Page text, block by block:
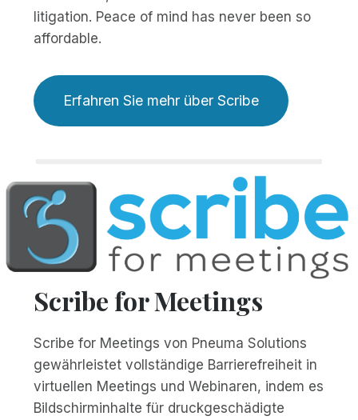
litigation. Peace of mind has never been so
affordable.
Erfahren Sie mehr über Scribe
Scribe for Meetings
Scribe for Meetings von Pneuma Solutions
gewährleistet vollständige Barrierefreiheit in
virtuellen Meetings und Webinaren, indem es
Bildschirminhalte für druckgeschädigte